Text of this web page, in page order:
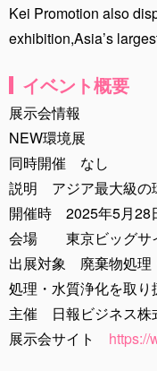
Kei Promotion also
exhibition,Asia’s
イベント概要
展示会情報
NEW環境展
同時開催 なし
説明 アジア最大級の
開催時 2025年5月28
会場 東京ビッグサ
出展対象 廃棄物処理
処理・水質浄化を取り
主催 日報ビジネス株
展示会サイト https://